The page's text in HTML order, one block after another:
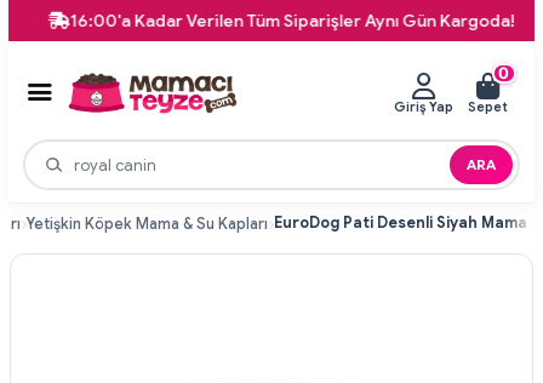
16:00'a Kadar Verilen Tüm Siparişler Aynı Gün Kargoda!
ARA
Giriş Yap
0
Sepet
Yetişkin Köpek Mama & Su Kapları